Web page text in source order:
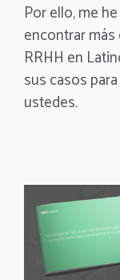
Por ello, me
encontrar
RRHH en
sus casos
ustedes.